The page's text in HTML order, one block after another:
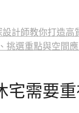
計師教你打造高
挑選重點與空間應
宅需要